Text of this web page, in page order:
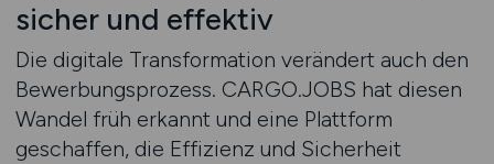
sicher und effektiv
Die digitale Transformation verändert auch den
Bewerbungsprozess. CARGO.JOBS hat diesen
Wandel früh erkannt und eine Plattform
geschaffen, die Effizienz und Sicherheit